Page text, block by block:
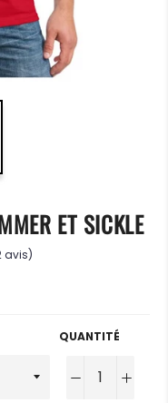
ET SICKLE
avis)
QUANTITÉ
− +